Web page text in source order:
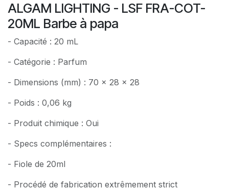
ALGAM LIGHTING - LSF FRA-COT-
20ML Barbe à papa
- Capacité : 20 mL
- Catégorie : Parfum
- Dimensions (mm) : 70 x 28 x 28
- Poids : 0,06 kg
- Produit chimique : Oui
- Specs complémentaires :
- Fiole de 20ml
- Procédé de fabrication extrêmement strict